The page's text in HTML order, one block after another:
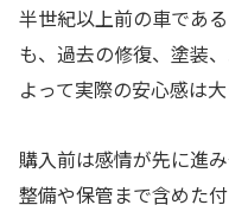
半世紀以上前の車であ
も、過去の修復、塗装
よって実際の安心感は大
購入前は感情が先に進
整備や保管まで含めた